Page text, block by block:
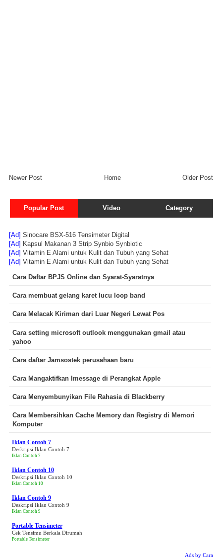
Newer Post Older Post
Home
Popular Post Video Category
[Ad] Sinocare BSX-516 Tensimeter Digital
[Ad] Kapsul Makanan 3 Strip Synbio Synbiotic
[Ad] Vitamin E Alami untuk Kulit dan Tubuh yang Sehat
[Ad] Vitamin E Alami untuk Kulit dan Tubuh yang Sehat
Cara Daftar BPJS Online dan Syarat-Syaratnya
Cara membuat gelang karet lucu loop band
Cara Melacak Kiriman dari Luar Negeri Lewat Pos
Cara setting microsoft outlook menggunakan gmail atau
yahoo
Cara daftar Jamsostek perusahaan baru
Cara Mangaktifkan Imessage di Perangkat Apple
Cara Menyembunyikan File Rahasia di Blackberry
Cara Membersihkan Cache Memory dan Registry di Memori
Komputer
Iklan Contoh 7
Deskripsi Iklan Contoh 7
Iklan Contoh 7
Iklan Contoh 10
Deskripsi Iklan Contoh 10
Iklan Contoh 10
Iklan Contoh 9
Deskripsi Iklan Contoh 9
Iklan Contoh 9
Portable Tensimeter
Cek Tensimu Berkala Dirumah
Portable Tensimeter
Ads by Cara